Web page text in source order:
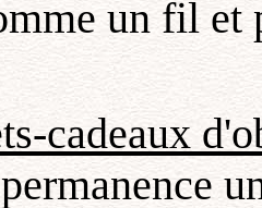
un fil et
cadeaux